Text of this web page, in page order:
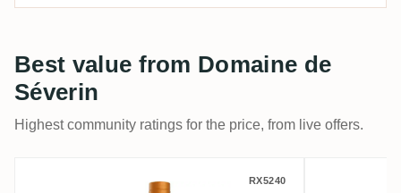
Best value from Domaine de
Séverin
Highest community ratings for the price, from live offers.
Domaine de Séverin VSOPRX5240